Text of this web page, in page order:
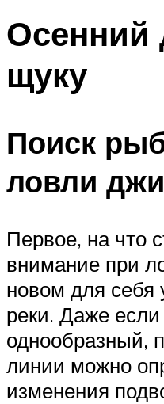
Осенний
щуку
Поиск
ловли
Первое, на что
внимание при
новом для себя
реки. Даже если
однообразный,
линии можно
изменения